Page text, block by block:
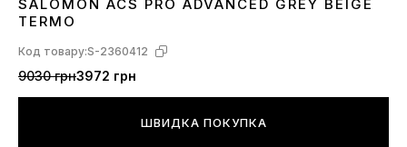
414344 46
SALOMON ACS PRO ADVANCED GREY BEIGE
TERMO
Код товару:S-2360412
9030 грн3972 грн
ШВИДКА ПОКУПКА